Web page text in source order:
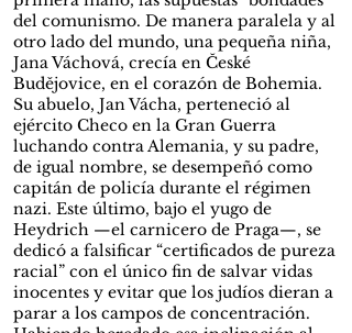
del comunismo. De manera paralela y al
otro lado del mundo, una pequeña niña,
Jana Váchová, crecía en České
Budějovice, en el corazón de Bohemia.
Su abuelo, Jan Vácha, perteneció al
ejército Checo en la Gran Guerra
luchando contra Alemania, y su padre,
de igual nombre, se desempeñó como
capitán de policía durante el régimen
nazi. Este último, bajo el yugo de
Heydrich —el carnicero de Praga—, se
dedicó a falsificar “certificados de pureza
racial” con el único fin de salvar vidas
inocentes y evitar que los judíos dieran a
parar a los campos de concentración.